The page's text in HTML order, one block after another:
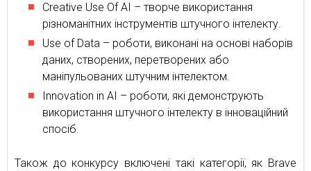
Creative Use Of AI – творче використання
різноманітних інструментів штучного інтелекту.
Use of Data – роботи, виконані на основі наборів
даних, створених, перетворених або
маніпульованих штучним інтелектом.
Innovation in AI – роботи, які демонструють
використання штучного інтелекту в інноваційний
спосіб.
Також до конкурсу включені такі категорії, як Brave